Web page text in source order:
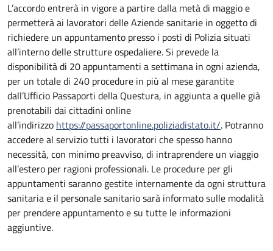
L’accordo entrerà in vigore a partire dalla metà di maggio e
permetterà ai lavoratori delle Aziende sanitarie in oggetto di
richiedere un appuntamento presso i posti di Polizia situati
all’interno delle strutture ospedaliere. Si prevede la
disponibilità di 20 appuntamenti a settimana in ogni azienda,
per un totale di 240 procedure in più al mese garantite
dall’Ufficio Passaporti della Questura, in aggiunta a quelle già
prenotabili dai cittadini online
all’indirizzo https://passaportonline.poliziadistato.it/. Potranno
accedere al servizio tutti i lavoratori che spesso hanno
necessità, con minimo preavviso, di intraprendere un viaggio
all’estero per ragioni professionali. Le procedure per gli
appuntamenti saranno gestite internamente da ogni struttura
sanitaria e il personale sanitario sarà informato sulle modalità
per prendere appuntamento e su tutte le informazioni
aggiuntive.